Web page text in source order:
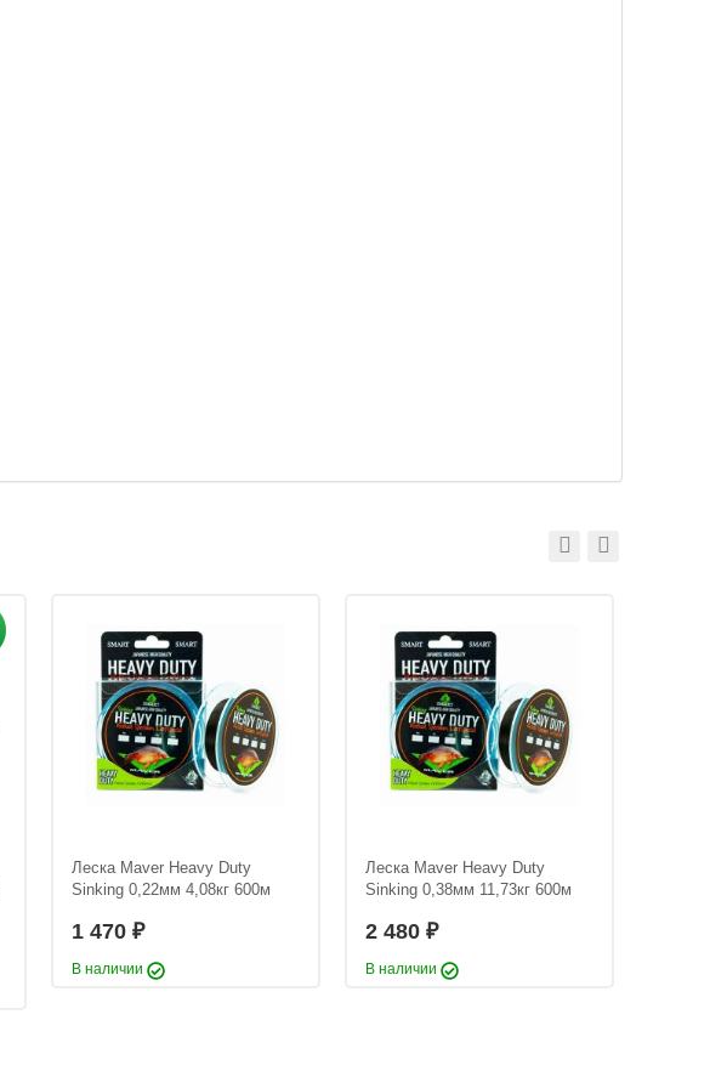
Леска Maver Heavy Duty
Sinking 0,22мм 4,08кг 600м
1 470 ₽
В наличии
Леска Maver Heavy Duty
Sinking 0,38мм 11,73кг 600м
2 480 ₽
В наличии